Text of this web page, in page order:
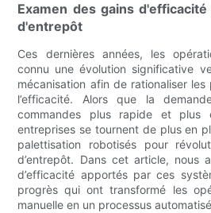
Examen des gains
d'entrepôt
Ces dernières années, les
connu une évolution significative
mécanisation afin de rationaliser les
l’efficacité. Alors que la
commandes plus rapide et plus
entreprises se tournent de plus en
palettisation robotisés pour
d’entrepôt. Dans cet article, nous
d’efficacité apportés par ces
progrès qui ont transformé les
manuelle en un processus